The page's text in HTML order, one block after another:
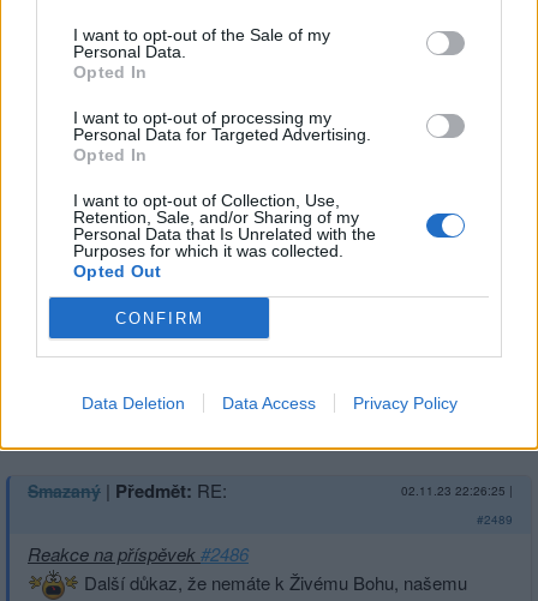
I want to opt-out of the Sale of my
Personal Data.
Opted In
I want to opt-out of processing my
Personal Data for Targeted Advertising.
Opted In
I want to opt-out of Collection, Use,
Retention, Sale, and/or Sharing of my
Personal Data that Is Unrelated with the
Purposes for which it was collected.
Opted Out
CONFIRM
Data Deletion Data Access Privacy Policy
Smazaný|Předmět: RE: 02.11.23 22:33:42
Podobné modlářství, kdy lidé uctívají totemy, sochy a
obrazy, je hnusné!!! Je to ďábelské!!!
Podobné modlářství je vlastní lidem, kteří nemají lásku
ani úctu k Živému Bohu, našemu Otci!
Přihlásit se a odpovědět
Smazaný | Předmět: RE: 02.11.23 22:26:25 |
#2489
Reakce na příspěvek#2486
Další důkaz, že nemáte k Živému Bohu, našemu